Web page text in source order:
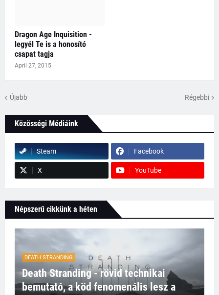
Dragon Age Inquisition -
legyél Te is a honosító
csapat tagja
April 27, 2015
Újabb Régebbi
Közösségi Médiáink
Steam Facebook
X YouTube
Népszerű cikkünk a héten
DEATH STRANDING
Death Stranding - rövid technikai
bemutató, a köd fenomenális lesz a